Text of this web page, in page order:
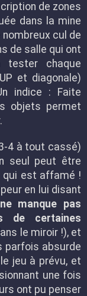
de zones
dans la mine
cul de
de salle qui ont
tester chaque
et diagonale)
indice : Faite
objets permet
4 à tout cassé)
seul peut être
qui est affamé !
en lui disant
manque pas
de certaines
le miroir !), et
parfois absurde
jeu à prévu, et
une fois
ont pu penser